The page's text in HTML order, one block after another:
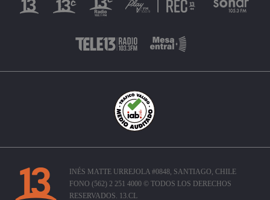
INÉS MATTE URREJOLA #0848, SANTIAGO, CHILE
FONO (562) 2 251 4000 © TODOS LOS DERECHOS
RESERVADOS. 13.CL